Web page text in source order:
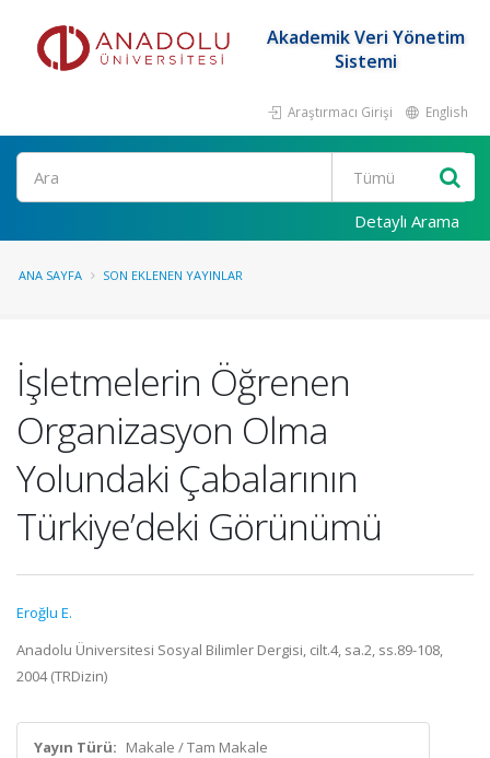
Akademik Veri Yönetim
Sistemi
Araştırmacı Girişi English
Ara
Detaylı Arama
ANA SAYFA SON EKLENEN YAYINLAR
İşletmelerin Öğrenen
Organizasyon Olma
Yolundaki Çabalarının
Türkiye’deki Görünümü
Eroğlu E.
Anadolu Üniversitesi Sosyal Bilimler Dergisi, cilt.4, sa.2, ss.89-108,
2004 (TRDizin)
Yayın Türü: Makale / Tam Makale